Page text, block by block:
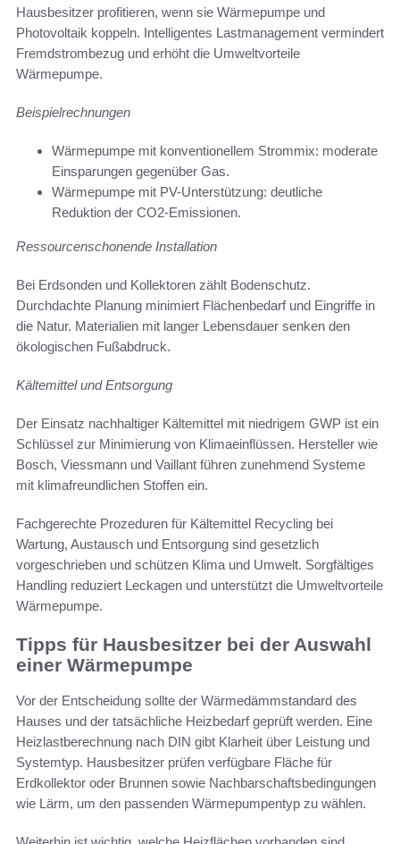
Hausbesitzer profitieren, wenn sie Wärmepumpe und
Photovoltaik koppeln. Intelligentes Lastmanagement vermindert
Fremdstrombezug und erhöht die Umweltvorteile
Wärmepumpe.
Beispielrechnungen
Wärmepumpe mit konventionellem Strommix: moderate
Einsparungen gegenüber Gas.
Wärmepumpe mit PV-Unterstützung: deutliche
Reduktion der CO2-Emissionen.
Ressourcenschonende Installation
Bei Erdsonden und Kollektoren zählt Bodenschutz.
Durchdachte Planung minimiert Flächenbedarf und Eingriffe in
die Natur. Materialien mit langer Lebensdauer senken den
ökologischen Fußabdruck.
Kältemittel und Entsorgung
Der Einsatz nachhaltiger Kältemittel mit niedrigem GWP ist ein
Schlüssel zur Minimierung von Klimaeinflüssen. Hersteller wie
Bosch, Viessmann und Vaillant führen zunehmend Systeme
mit klimafreundlichen Stoffen ein.
Fachgerechte Prozeduren für Kältemittel Recycling bei
Wartung, Austausch und Entsorgung sind gesetzlich
vorgeschrieben und schützen Klima und Umwelt. Sorgfältiges
Handling reduziert Leckagen und unterstützt die Umweltvorteile
Wärmepumpe.
Tipps für Hausbesitzer bei der Auswahl
einer Wärmepumpe
Vor der Entscheidung sollte der Wärmedämmstandard des
Hauses und der tatsächliche Heizbedarf geprüft werden. Eine
Heizlastberechnung nach DIN gibt Klarheit über Leistung und
Systemtyp. Hausbesitzer prüfen verfügbare Fläche für
Erdkollektor oder Brunnen sowie Nachbarschaftsbedingungen
wie Lärm, um den passenden Wärmepumpentyp zu wählen.